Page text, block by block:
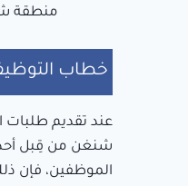
منطقة
خطاب
عند تقديم طلبات
شنغن من قِبل
الموظفين، فإن